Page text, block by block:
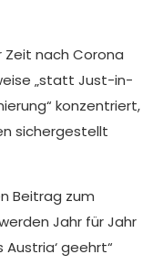
Zeit nach Corona
„statt Just-in-
konzentriert,
sichergestellt
Beitrag zum
Jahr für Jahr
geehrt“